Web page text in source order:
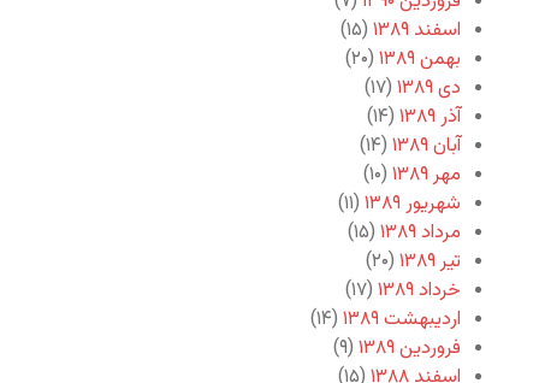
اسفند ۱۳۸۹
(۱۵)
بهمن ۱۳۸۹
(۲۰)
دی ۱۳۸۹
(۱۷)
آذر ۱۳۸۹
(۱۴)
آبان ۱۳۸۹
(۱۴)
مهر ۱۳۸۹
(۱۰)
شهریور ۱۳۸۹
(۱۱)
مرداد ۱۳۸۹
(۱۵)
تیر ۱۳۸۹
(۲۰)
خرداد ۱۳۸۹
(۱۷)
اردیبهشت ۱۳۸۹
(۱۴)
فروردین ۱۳۸۹
(۹)